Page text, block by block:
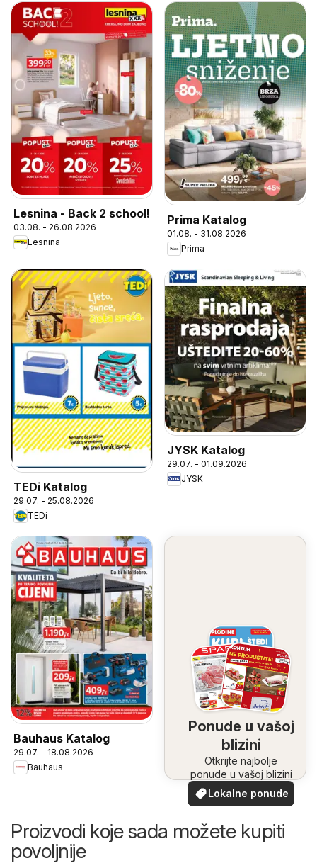
Lesnina - Back 2 school!
03.08. - 26.08.2026
Lesnina
Prima Katalog
01.08. - 31.08.2026
Prima
TEDi Katalog
29.07. - 25.08.2026
TEDi
JYSK Katalog
29.07. - 01.09.2026
JYSK
Bauhaus Katalog
29.07. - 18.08.2026
Bauhaus
Ponude u vašoj
blizini
Otkrijte najbolje
ponude u vašoj blizini
Lokalne ponude
Proizvodi koje sada možete kupiti
povoljnije